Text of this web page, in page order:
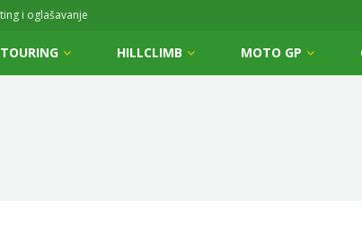
i oglašavanje
TOURING HILLCLIMB MOTO GP